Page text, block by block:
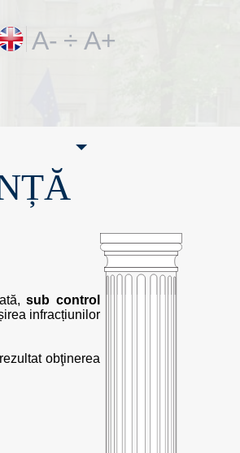
A- ÷ A+
sub control
infracțiunilor
obţinerea